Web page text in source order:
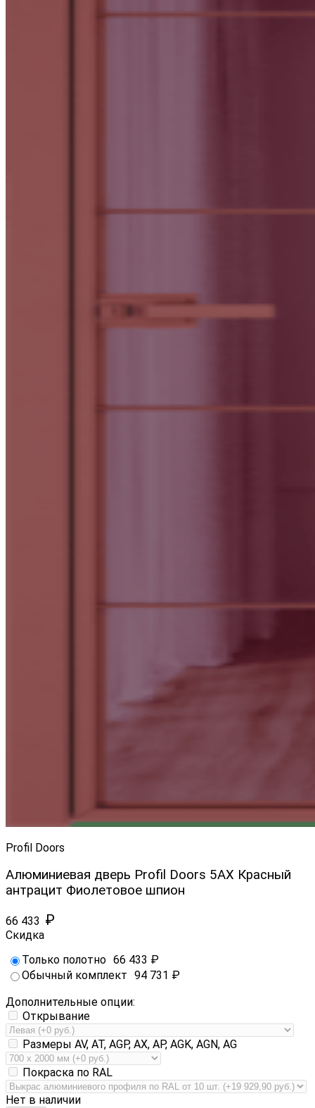
Profil Doors
Алюминиевая дверь Profil Doors 5AX Красный
антрацит Фиолетовое шпион
66 433 ₽
Скидка
Только полотно 66 433 ₽
Обычный комплект 94 731 ₽
Дополнительные опции:
Открывание
Размеры AV, AT, AGP, AX, AP, AGK, AGN, AG
Покраска по RAL
Нет в наличии